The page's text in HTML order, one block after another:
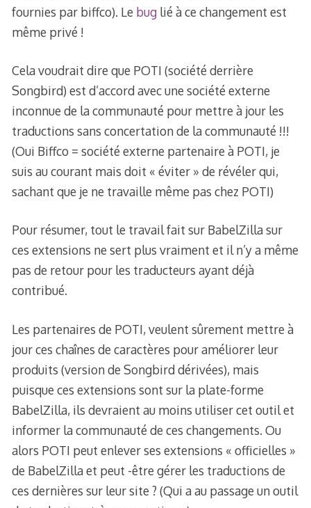
fournies par biffco). Le buglié à ce changement est
même privé !
Cela voudrait dire que POTI (société derrière
Songbird) est d’accord avec une société externe
inconnue de la communauté pour mettre à jour les
traductions sans concertation de la communauté !!!
(Oui Biffco = société externe partenaire à POTI, je
suis au courant mais doit « éviter » de révéler qui,
sachant que je ne travaille même pas chez POTI)
Pour résumer, tout le travail fait sur BabelZilla sur
ces extensions ne sert plus vraiment et il n’y a même
pas de retour pour les traducteurs ayant déjà
contribué.
Les partenaires de POTI, veulent sûrement mettre à
jour ces chaînes de caractères pour améliorer leur
produits (version de Songbird dérivées), mais
puisque ces extensions sont sur la plate-forme
BabelZilla, ils devraient au moins utiliser cet outil et
informer la communauté de ces changements. Ou
alors POTI peut enlever ses extensions « officielles »
de BabelZilla et peut -être gérer les traductions de
ces dernières sur leur site ? (Qui a au passage un outil